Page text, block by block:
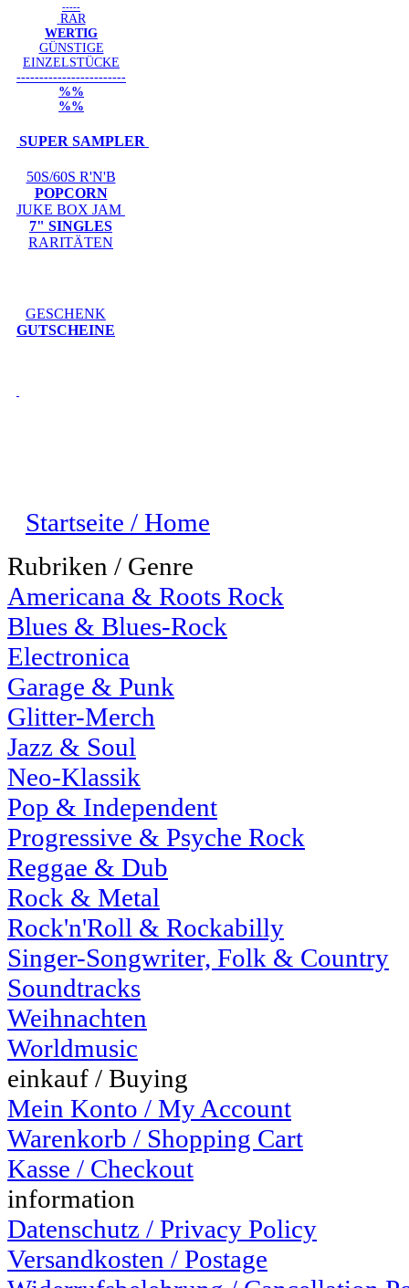
-----
RAR
WERTIG
GÜNSTIGE
EINZELSTÜCKE
------------------------
%%
%%
SUPER SAMPLER
50S/60S R'N'B
POPCORN
JUKE BOX JAM
7" SINGLES
RARITÄTEN
GESCHENK
GUTSCHEINE
Startseite / Home
Rubriken / Genre
Americana & Roots Rock
Blues & Blues-Rock
Electronica
Garage & Punk
Glitter-Merch
Jazz & Soul
Neo-Klassik
Pop & Independent
Progressive & Psyche Rock
Reggae & Dub
Rock & Metal
Rock'n'Roll & Rockabilly
Singer-Songwriter, Folk & Country
Soundtracks
Weihnachten
Worldmusic
einkauf / Buying
Mein Konto / My Account
Warenkorb / Shopping Cart
Kasse / Checkout
information
Datenschutz / Privacy Policy
Versandkosten / Postage